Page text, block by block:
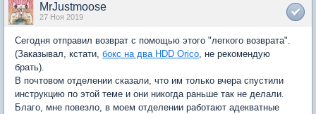
MrJustmoose
27 Ноя 2019
Сегодня отправил возврат с помощью этого "легкого возврата".
(Заказывал, кстати, бокс на два HDD Orico, не рекомендую
брать).
В почтовом отделении сказали, что им только вчера спустили
инструкцию по этой теме и они никогда раньше так не делали.
Благо, мне повезло, в моем отделении работают адекватные